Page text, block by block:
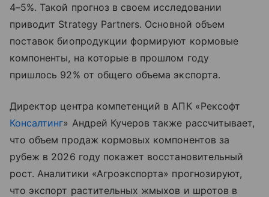
4–5%. Такой прогноз в своем исследовании
приводит Strategy Partners. Основной объем
поставок биопродукции формируют кормовые
компоненты, на которые в прошлом году
пришлось 92% от общего объема экспорта.
Директор центра компетенций в АПК «Рексофт
Консалтинг» Андрей Кучеров также рассчитывает,
что объем продаж кормовых компонентов за
рубеж в 2026 году покажет восстановительный
рост. Аналитики «Агроэкспорта» прогнозируют,
что экспорт растительных жмыхов и шротов в